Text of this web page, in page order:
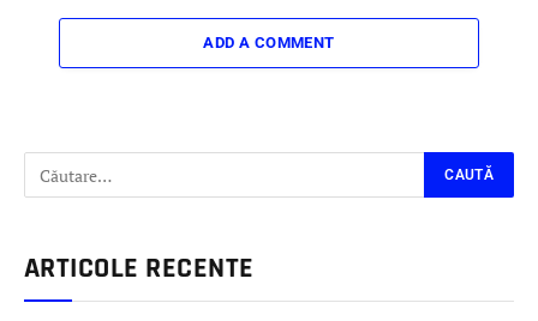
ADD A COMMENT
ARTICOLE RECENTE